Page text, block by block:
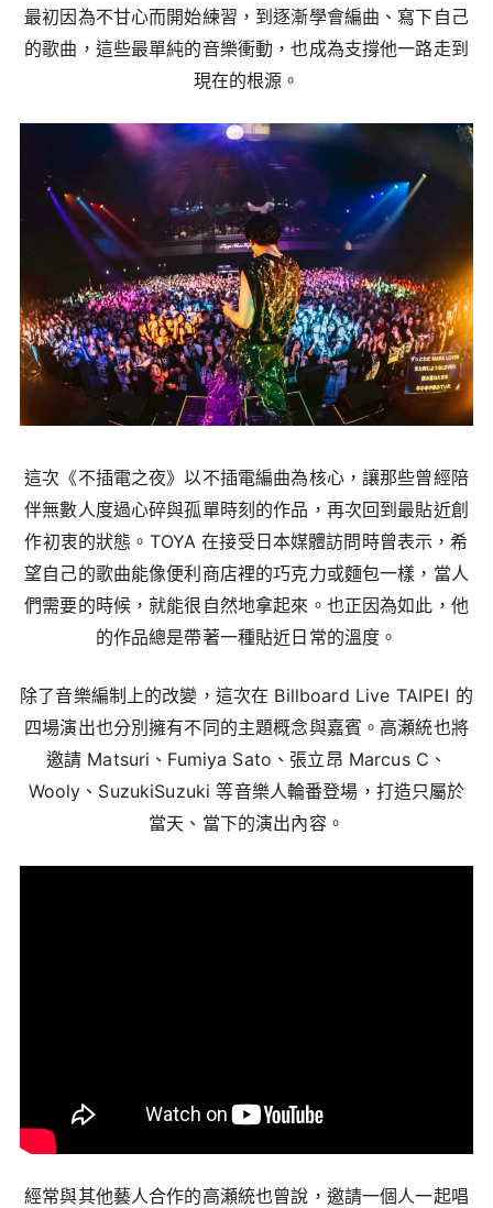
最初因為不甘心而開始練習，到逐漸學會編曲、寫下自己
的歌曲，這些最單純的音樂衝動，也成為支撐他一路走到
現在的根源。
這次《不插電之夜》以不插電編曲為核心，讓那些曾經陪
伴無數人度過心碎與孤單時刻的作品，再次回到最貼近創
作初衷的狀態。TOYA 在接受日本媒體訪問時曾表示，希
望自己的歌曲能像便利商店裡的巧克力或麵包一樣，當人
們需要的時候，就能很自然地拿起來。也正因為如此，他
的作品總是帶著一種貼近日常的溫度。
除了音樂編制上的改變，這次在 Billboard Live TAIPEI 的
四場演出也分別擁有不同的主題概念與嘉賓。高瀬統也將
邀請 Matsuri、Fumiya Sato、張立昂 Marcus C、
Wooly、SuzukiSuzuki 等音樂人輪番登場，打造只屬於
當天、當下的演出內容。
經常與其他藝人合作的高瀬統也曾說，邀請一個人一起唱